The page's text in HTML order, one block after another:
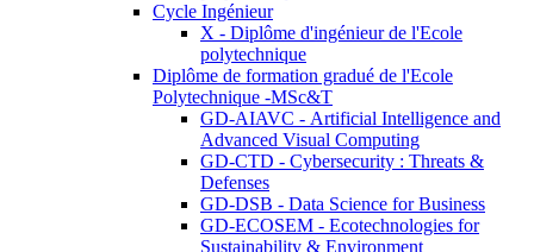
Cycle Ingénieur
X - Diplôme d'ingénieur de l'Ecole
polytechnique
Diplôme de formation gradué de l'Ecole
Polytechnique -MSc&T
GD-AIAVC - Artificial Intelligence and
Advanced Visual Computing
GD-CTD - Cybersecurity : Threats &
Defenses
GD-DSB - Data Science for Business
GD-ECOSEM - Ecotechnologies for
Sustainability & Environment